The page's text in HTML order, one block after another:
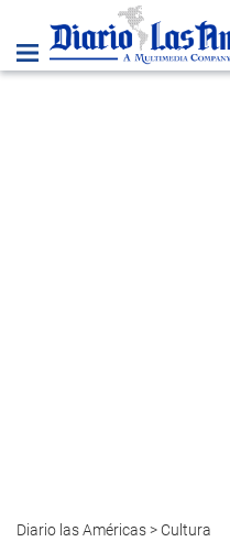
Diario las Américas> Cultura